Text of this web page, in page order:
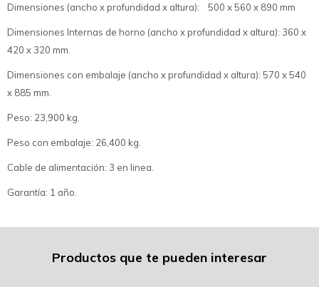
Dimensiones (ancho x profundidad x altura): 500 x 560 x 890 mm
Dimensiones Internas de horno (ancho x profundidad x altura): 360 x
420 x 320 mm.
Dimensiones con embalaje (ancho x profundidad x altura): 570 x 540
x 885 mm.
Peso: 23,900 kg.
Peso con embalaje: 26,400 kg.
Cable de alimentación: 3 en linea.
Garantía: 1 año.
Productos que te pueden interesar